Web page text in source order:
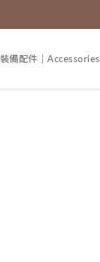
裝備配件｜Accessories